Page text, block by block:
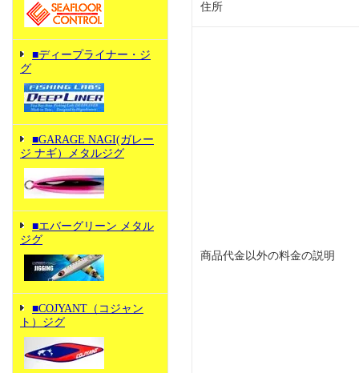
■ディープライナー・ジ
グ
■GARAGE NAGI(ガレー
ジ ナギ）メタルジグ
■エバーグリーン メタル
ジグ
■COJYANT（コジャン
ト）ジグ
住所
商品代金以外の料金の説明